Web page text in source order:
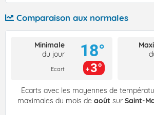
Comparaison aux normales
Minimale
du jour
Ecart
18°
3°
Écarts avec les moyennes de
maximales du mois de août sur Saint-